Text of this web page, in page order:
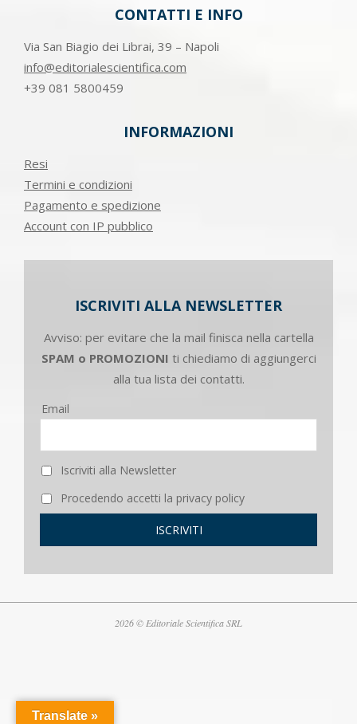
CONTATTI E INFO
Via San Biagio dei Librai, 39 – Napoli
info@editorialescientifica.com
+39 081 5800459
INFORMAZIONI
Resi
Termini e condizioni
Pagamento e spedizione
Account con IP pubblico
ISCRIVITI ALLA NEWSLETTER
Avviso: per evitare che la mail finisca nella cartella
SPAM o PROMOZIONI ti chiediamo di aggiungerci
alla tua lista dei contatti.
Email
Iscriviti alla Newsletter
Procedendo accetti la privacy policy
2026 © Editoriale Scientifica SRL
Translate »